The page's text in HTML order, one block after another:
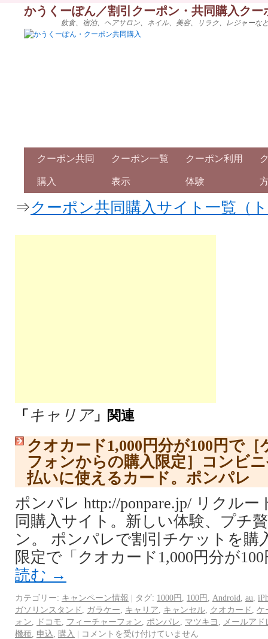
かうくーぽん／割引クーポン・共同購入ク
飲食、宿泊、ヘアサロン、ネイル、美容、リラク、レジャー
クーポン共同
購入
クーポン一覧
表示
クーポン利用
体験
⇒クーポン共同購入サイト一覧（
「 キャリア」関連
クオカード1,000円分が100円で
フォンからの購入限定］コンビ
払いに使えるカード。ポンパレ
ポンパレ http://ponpare.jp/ リクル
同購入サイト。新しい体験、プチ
ン。 ポンパレで割引チケットを購
限定で「クオカード1,000円分が
読む →
カテゴリー: キャンペーン情報 | タグ: 1000円 100円 Android au
ガソリンスタンド
ガラケー キャリア キャンセル クオカード
ケ
ォン
ドコモ フィーチャーフォン ポンパレ マツキヨ
メールアド
機種 申込 購入 | コメントを受け付けていません